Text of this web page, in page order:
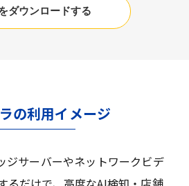
ダウンロードする
の利用イメージ
ジサーバーやネットワークビデ